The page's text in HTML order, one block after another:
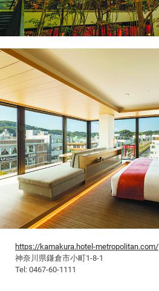
https://kamakura.hotel-metropolitan.com/
神奈川県鎌倉市小町1‐8‐1
Tel: 0467‐60‐1111